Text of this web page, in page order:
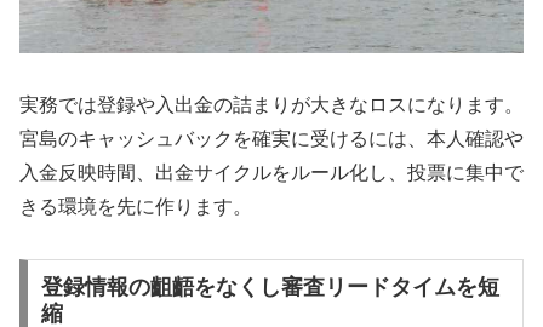
実務では登録や入出金の詰まりが大きなロスになります。
宮島のキャッシュバックを確実に受けるには、本人確認や
入金反映時間、出金サイクルをルール化し、投票に集中で
きる環境を先に作ります。
登録情報の齟齬をなくし審査リードタイムを短
縮